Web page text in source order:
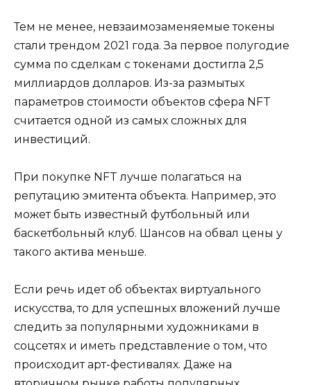
Тем не менее, невзаимозаменяемые токены
стали трендом 2021 года. За первое полугодие
сумма по сделкам с токенами достигла 2,5
миллиардов долларов. Из-за размытых
параметров стоимости объектов сфера NFT
считается одной из самых сложных для
инвестиций.
При покупке NFT лучше полагаться на
репутацию эмитента объекта. Например, это
может быть известный футбольный или
баскетбольный клуб. Шансов на обвал цены у
такого актива меньше.
Если речь идет об объектах виртуального
искусства, то для успешных вложений лучше
следить за популярными художниками в
соцсетях и иметь представление о том, что
происходит арт-фестивалях. Даже на